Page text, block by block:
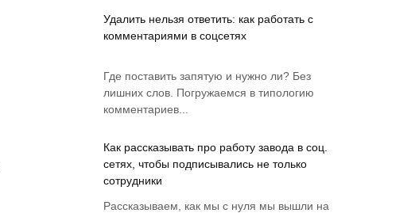
Удалить нельзя ответить: как работать с
комментариями в соцсетях
Где поставить запятую и нужно ли? Без
лишних слов. Погружаемся в типологию
комментариев...
Как рассказывать про работу завода в соц.
сетях, чтобы подписывались не только
сотрудники
Рассказываем, как мы с нуля мы вышли на